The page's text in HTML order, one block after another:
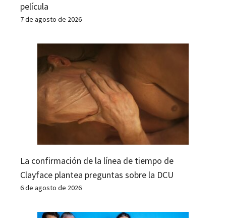
película
7 de agosto de 2026
La confirmación de la línea de tiempo de
Clayface plantea preguntas sobre la DCU
6 de agosto de 2026